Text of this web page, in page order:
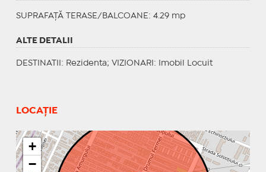
SUPRAFAȚĂ TERASE/BALCOANE: 4.29 mp
ALTE DETALII
DESTINATII : Rezidenta; VIZIONARI : Imobil Locuit
LOCAȚIE
+
−